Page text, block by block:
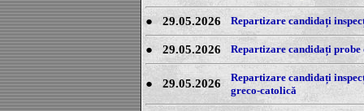
●29.05.2026 Repartizare candidați
● 29.05.2026 Repartizare candidați probe
● 29.05.2026
Repartizare candidați
greco-catolică